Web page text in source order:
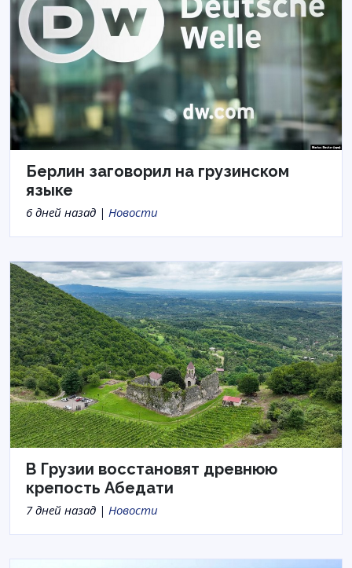
Берлин заговорил на грузинском
языке
6 дней назад | Новости
В Грузии восстановят древнюю
крепость Абедати
7 дней назад | Новости